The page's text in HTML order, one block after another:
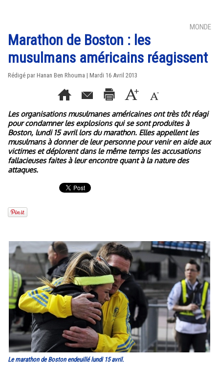
MONDE
Marathon de Boston : les
musulmans américains réagissent
Rédigé par Hanan Ben Rhouma | Mardi 16 Avril 2013
Les organisations musulmanes américaines ont très tôt réagi
pour condamner les explosions qui se sont produites à
Boston, lundi 15 avril lors du marathon. Elles appellent les
musulmans à donner de leur personne pour venir en aide aux
victimes et déplorent dans le même temps les accusations
fallacieuses faites à leur encontre quant à la nature des
attaques.
Le marathon de Boston endeuillé lundi 15 avril.